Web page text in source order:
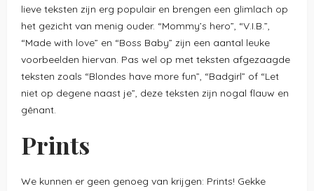
lieve teksten zijn erg populair en brengen een glimlach op
het gezicht van menig ouder. “Mommy’s hero”, “V.I.B.”,
“Made with love” en “Boss Baby” zijn een aantal leuke
voorbeelden hiervan. Pas wel op met teksten afgezaagde
teksten zoals “Blondes have more fun”, “Badgirl” of “Let
niet op degene naast je”, deze teksten zijn nogal flauw en
gênant.
Prints
We kunnen er geen genoeg van krijgen: Prints! Gekke